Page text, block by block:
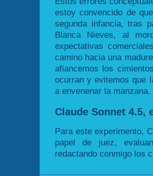
estoy convencido de
segunda infancia, tras
Blanca Nieves, al
expectativas
camino hacia una
afiancemos los
ocurran y evitemos que
a envenenar la manzana.
Claude Sonnet 4.5,
Para este experimento,
papel de juez,
redactando conmigo los